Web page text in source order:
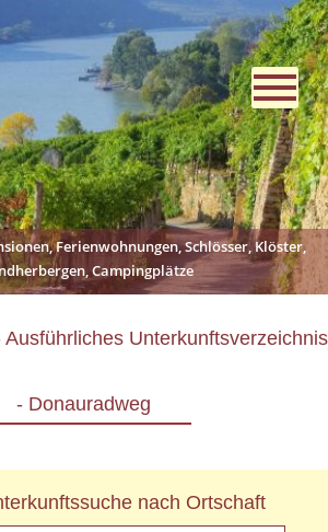
Ferienwohnungen, Schlösser, Klöster,
Campingplätze
Unterkunftsverzeichnis
- Donauradweg
nach Ortschaft